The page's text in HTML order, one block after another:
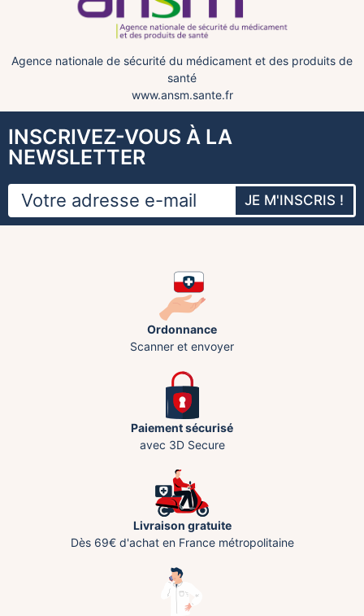
Agence nationale de sécurité du médicament et des produits de
santé
www.ansm.sante.fr
INSCRIVEZ-VOUS À LA
NEWSLETTER
JE M'INSCRIS !
Ordonnance
Scanner et envoyer
Paiement sécurisé
avec 3D Secure
Livraison gratuite
Dès 69€ d'achat en France métropolitaine